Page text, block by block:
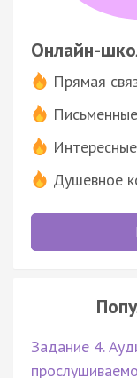
Онлайн-
Прямая
Душевное
Задание 4.